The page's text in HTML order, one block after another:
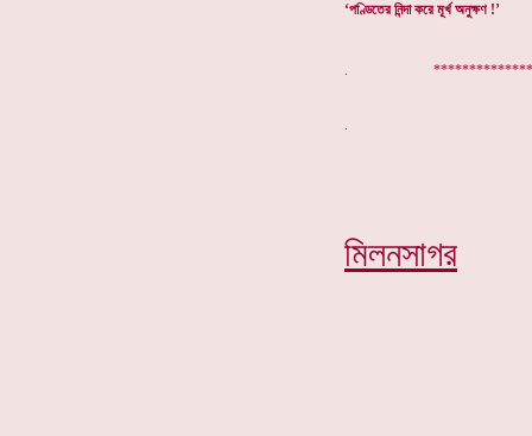
.
মিলনসাগর
‘পণ্ডিতের নিন্দা করে মূর্খ অনুক্ষণ !’